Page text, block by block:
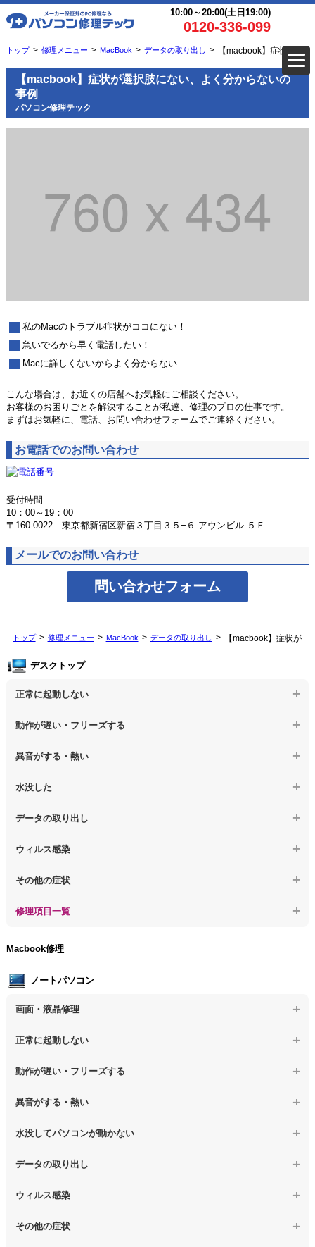
10:00～20:00(土日19:00)
0120-336-099
トップ 修理メニュー MacBook データの取り出し 【macbook】症状が選
【macbook】症状が選択肢にない、よく分からないの
事例
パソコン修理テック
私のMacのトラブル症状がココにない！
急いでるから早く電話したい！
Macに詳しくないからよく分からない…
こんな場合は、お近くの店舗へお気軽にご相談ください。
お客様のお困りごとを解決することが私達、修理のプロの仕事です。
まずはお気軽に、電話、お問い合わせフォームでご連絡ください。
お電話でのお問い合わせ
受付時間
10：00～19：00
〒160-0022 東京都新宿区新宿３丁目３５−６ アウンビル ５Ｆ
メールでのお問い合わせ
問い合わせフォーム
トップ 修理メニュー MacBook データの取り出し 【macbook】症状が
デスクトップ
正常に起動しない
【デスクトップPC】電源を押しても反応がない
【デスクトップPC】修復モードから復旧できない
【デスクトップPC】その他の起動しない問題
動作が遅い・フリーズする
【デスクトップPC】操作中の動作が遅い
異音がする・熱い
【デスクトップPC】パソコンから異音がする
水没した
【デスクトップPC】水没してパソコンが動かない
データの取り出し
【デスクトップPC】起動しないPCのデータを復旧
ウィルス感染
【デスクトップPC】特定のプログラムを削除したい
【デスクトップPC】ウィルス感染のその他の問題
その他の症状
【デスクトップPC】事例紹介
修理項目一覧
【デスクトップPC】電源故障
【デスクトップPC】液晶ディスプレイ交換
【デスクトップPC】マザーボード交換
【デスクトップPC】OS再インストール
Macbook修理
ノートパソコン
画面・液晶修理
【ノートパソコン】画面の割れ・破損
正常に起動しない
【ノートパソコン】電源を押しても反応がない
【ノートパソコン】修復モードから復旧できない
【ノートパソコン】その他の起動しない問題
動作が遅い・フリーズする
【ノートパソコン】操作中の動作が重い
異音がする・熱い
【ノートパソコン】パソコンから異音がする
水没してパソコンが動かない
【ノートパソコン】水没してパソコンが動かない
データの取り出し
【ノートパソコン】起動しないPCのデータを復旧
ウィルス感染
【ノートパソコン】特定のプログラムを削除したい
その他の症状